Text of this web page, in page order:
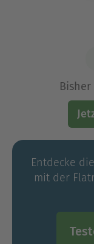
Entdecke
mit der